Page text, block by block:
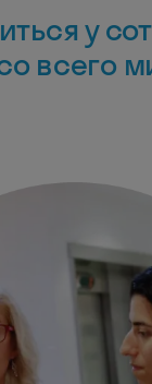
у
всего